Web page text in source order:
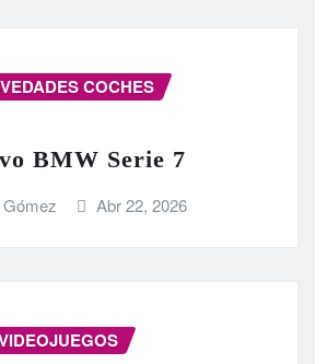
COCHES
BMW Serie 7
Abr 22, 2026